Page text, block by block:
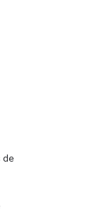
de